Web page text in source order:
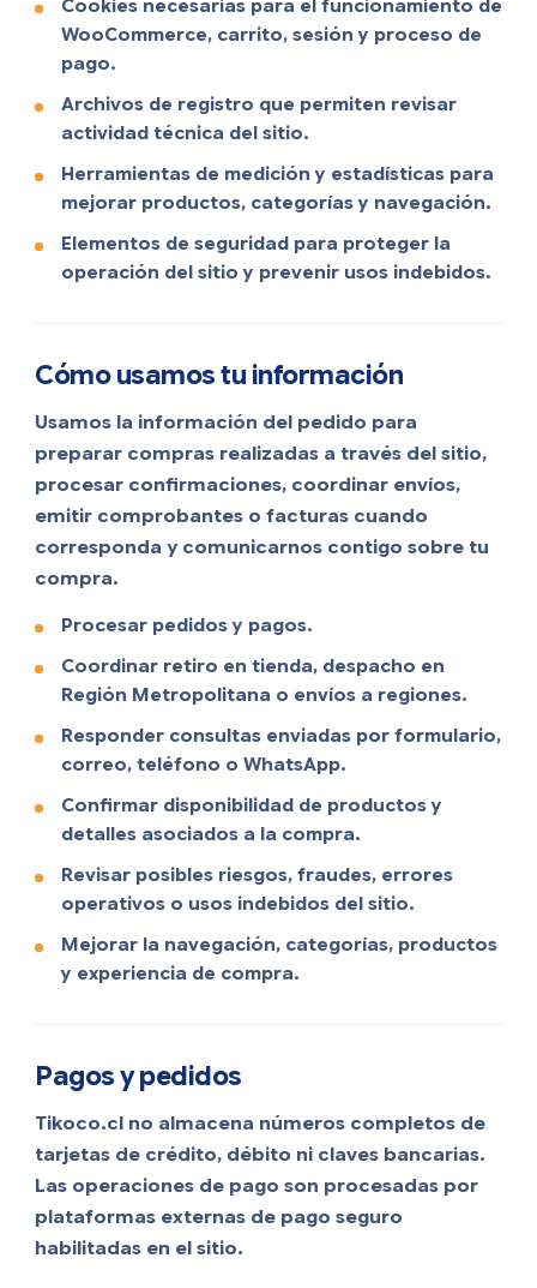
Cookies necesarias para el funcionamiento de
WooCommerce, carrito, sesión y proceso de
pago.
Archivos de registro que permiten revisar
actividad técnica del sitio.
Herramientas de medición y estadísticas para
mejorar productos, categorías y navegación.
Elementos de seguridad para proteger la
operación del sitio y prevenir usos indebidos.
Cómo usamos tu información
Usamos la información del pedido para
preparar compras realizadas a través del sitio,
procesar confirmaciones, coordinar envíos,
emitir comprobantes o facturas cuando
corresponda y comunicarnos contigo sobre tu
compra.
Procesar pedidos y pagos.
Coordinar retiro en tienda, despacho en
Región Metropolitana o envíos a regiones.
Responder consultas enviadas por formulario,
correo, teléfono o WhatsApp.
Confirmar disponibilidad de productos y
detalles asociados a la compra.
Revisar posibles riesgos, fraudes, errores
operativos o usos indebidos del sitio.
Mejorar la navegación, categorías, productos
y experiencia de compra.
Pagos y pedidos
Tikoco.cl no almacena números completos de
tarjetas de crédito, débito ni claves bancarias.
Las operaciones de pago son procesadas por
plataformas externas de pago seguro
habilitadas en el sitio.